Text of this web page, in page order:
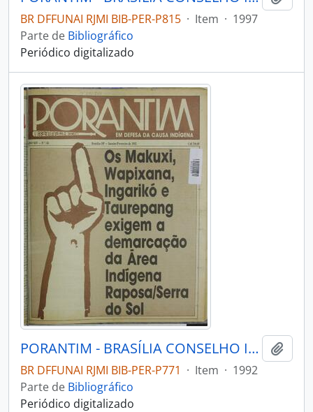
BR DFFUNAI RJMI BIB-PER-P815 · Item · 1997
Parte de Bibliográfico
Periódico digitalizado
PORANTIM - BRASÍLIA CONSELHO INDIGENISTA MISSIONÁRIO - 1992 - Nº145
BR DFFUNAI RJMI BIB-PER-P771 · Item · 1992
Parte de Bibliográfico
Periódico digitalizado